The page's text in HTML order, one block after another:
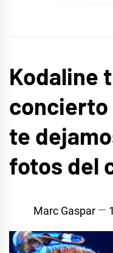
Kodaline
concierto
te
fotos del
Marc Gaspar